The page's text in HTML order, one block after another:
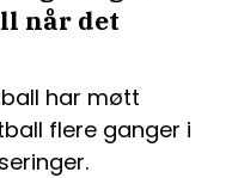
når det
har møtt
flere ganger i